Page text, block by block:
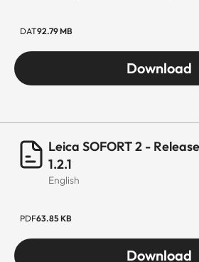
DAT92.79 MB
Download
Leica SOFORT 2 -
1.2.1
English
PDF63.85 KB
Download